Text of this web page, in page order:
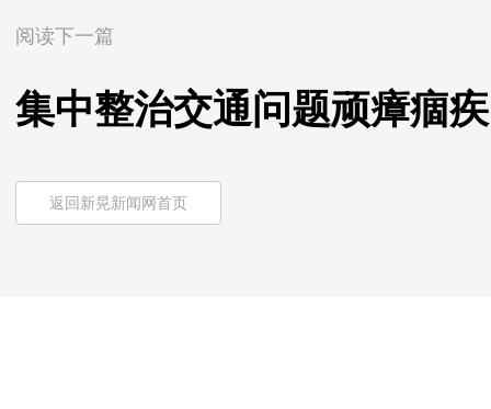
阅读下一篇
集中整治交通问题顽瘴痼
返回新晃新闻网首页